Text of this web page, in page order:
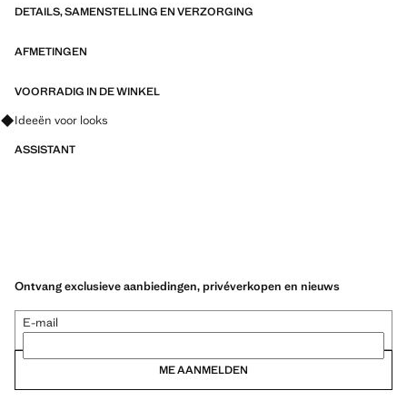
DETAILS, SAMENSTELLING EN VERZORGING
AFMETINGEN
VOORRADIG IN DE WINKEL
Vraag om outfitideeën, kledingstukken en trends
Ideeën voor looks
ASSISTANT
Ontvang exclusieve aanbiedingen, privéverkopen en nieuws
E-mail
ME AANMELDEN